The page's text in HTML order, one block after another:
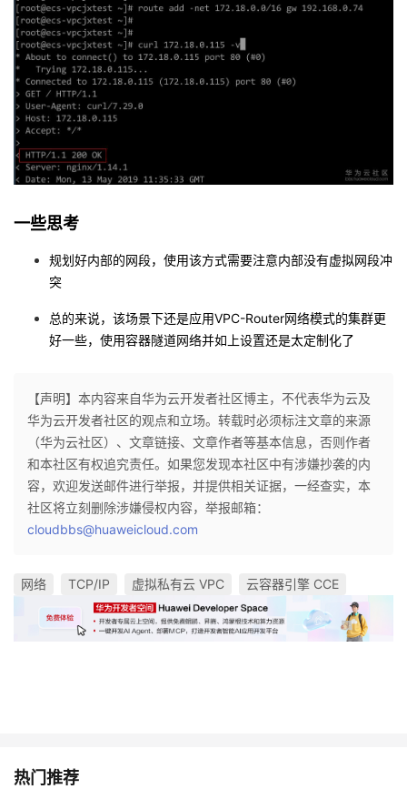
一些思考
规划好内部的网段，使用该方式需要注意内部没有虚拟网段冲
突
总的来说，该场景下还是应用VPC-Router网络模式的集群更
好一些，使用容器隧道网络并如上设置还是太定制化了
【声明】本内容来自华为云开发者社区博主，不代表华为云及
华为云开发者社区的观点和立场。转载时必须标注文章的来源
（华为云社区）、文章链接、文章作者等基本信息，否则作者
和本社区有权追究责任。如果您发现本社区中有涉嫌抄袭的内
容，欢迎发送邮件进行举报，并提供相关证据，一经查实，本
社区将立刻删除涉嫌侵权内容，举报邮箱：
cloudbbs@huaweicloud.com
网络 TCP/IP 虚拟私有云 VPC 云容器引擎 CCE
热门推荐